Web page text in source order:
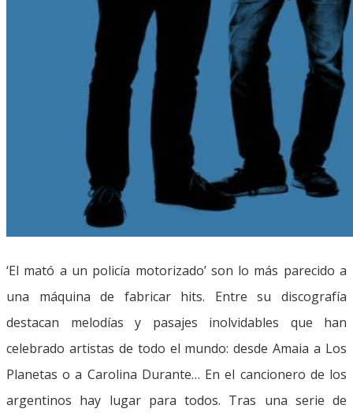
‘El mató a un policía motorizado’ son lo más parecido a
una máquina de fabricar hits. Entre su discografía
destacan melodías y pasajes inolvidables que han
celebrado artistas de todo el mundo: desde Amaia a Los
Planetas o a Carolina Durante… En el cancionero de los
argentinos hay lugar para todos. Tras una serie de